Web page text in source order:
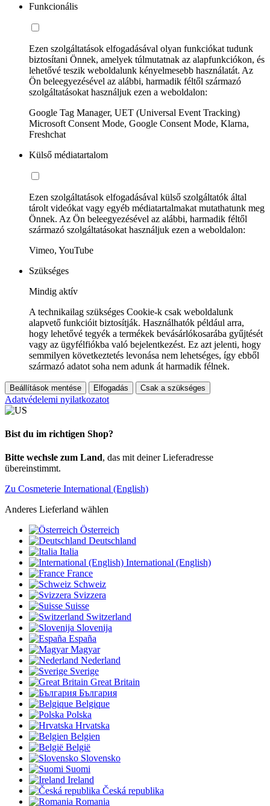
Funkcionális
Ezen szolgáltatások elfogadásával olyan funkciókat tudunk
biztosítani Önnek, amelyek túlmutatnak az alapfunkciókon, és
lehetővé teszik weboldalunk kényelmesebb használatát. Az
Ön beleegyezésével az alábbi, harmadik féltől származó
szolgáltatásokat használjuk ezen a weboldalon:
Google Tag Manager, UET (Universal Event Tracking)
Microsoft Consent Mode, Google Consent Mode, Klarna,
Freshchat
Külső médiatartalom
Ezen szolgáltatások elfogadásával külső szolgáltatók által
tárolt videókat vagy egyéb médiatartalmakat mutathatunk meg
Önnek. Az Ön beleegyezésével az alábbi, harmadik féltől
származó szolgáltatásokat használjuk ezen a weboldalon:
Vimeo, YouTube
Szükséges
Mindig aktív
A technikailag szükséges Cookie-k csak weboldalunk
alapvető funkcióit biztosítják. Használhatók például arra,
hogy lehetővé tegyék a termékek bevásárlókosarába gyűjtését
vagy az ügyfélfiókba való bejelentkezést. Ez azt jelenti, hogy
semmilyen következtetés levonása nem lehetséges, így ebből
származó adatot soha nem adunk át harmadik félnek.
Beállítások mentése Elfogadás Csak a szükséges
Adatvédelemi nyilatkozatot
Bist du im richtigen Shop?
Bitte wechsle zum Land, das mit deiner Lieferadresse
übereinstimmt.
Zu Cosmeterie International (English)
Anderes Lieferland wählen
Österreich
Deutschland
Italia
International (English)
France
Schweiz
Svizzera
Suisse
Switzerland
Slovenija
España
Magyar
Nederland
Sverige
Great Britain
България
Belgique
Polska
Hrvatska
Belgien
België
Slovensko
Suomi
Ireland
Česká republika
Romania